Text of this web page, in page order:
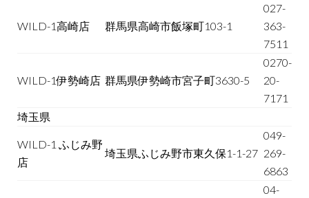
WILD-1高崎店 群馬県高崎市飯塚町103-1
027-
363-
7511
WILD-1伊勢崎店 群馬県伊勢崎市宮子町3630-5
0270-
20-
7171
埼玉県
WILD-1 ふじみ野
店
埼玉県ふじみ野市東久保1-1-27
049-
269-
6863
04-